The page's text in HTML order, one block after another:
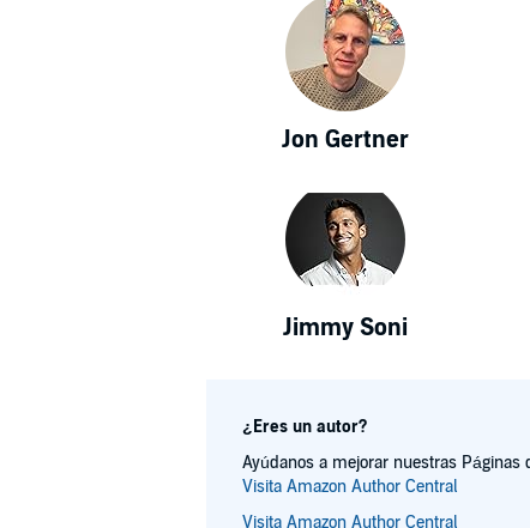
Jon Gertner
Jimmy Soni
¿Eres un autor?
Ayúdanos a mejorar nuestras Páginas
Visita Amazon Author Central
Visita Amazon Author Central